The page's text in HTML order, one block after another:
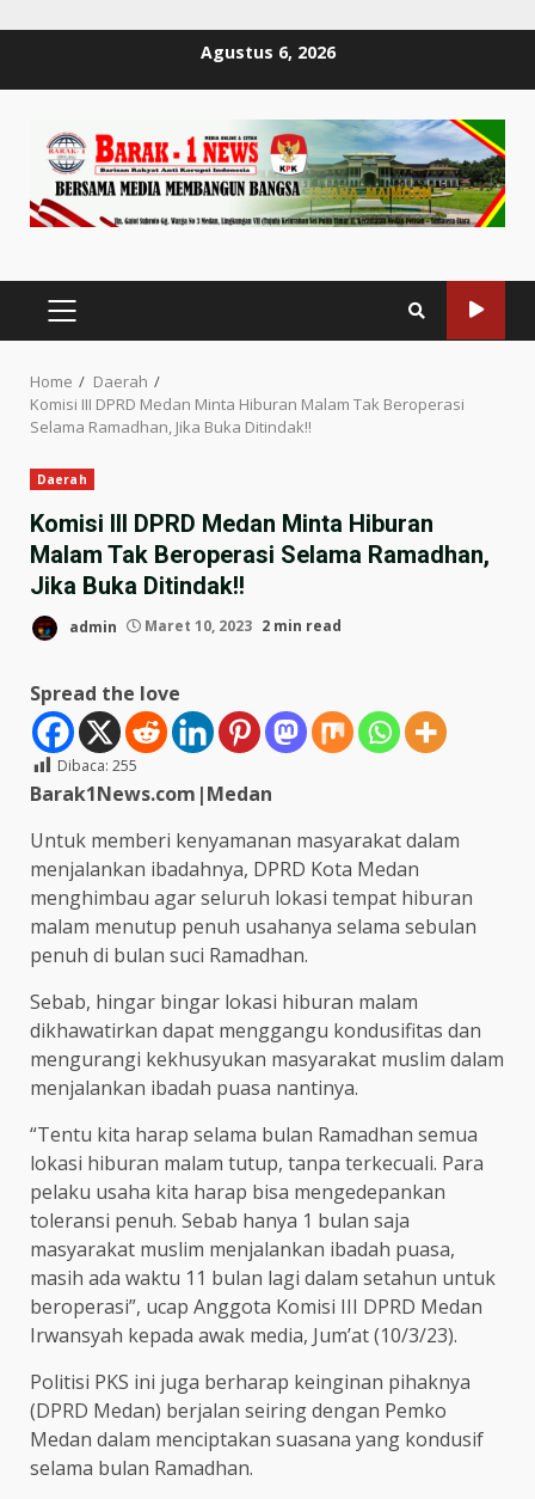
Agustus 6, 2026
PRIMARY
MENU
Home
Daerah
Komisi III DPRD Medan Minta Hiburan Malam Tak Beroperasi
Selama Ramadhan, Jika Buka Ditindak!!
Daerah
Komisi III DPRD Medan Minta Hiburan
Malam Tak Beroperasi Selama Ramadhan,
Jika Buka Ditindak!!
admin Maret 10, 2023 2 min read
Spread the love
Dibaca: 255
Barak1News.com|Medan
Untuk memberi kenyamanan masyarakat dalam
menjalankan ibadahnya, DPRD Kota Medan
menghimbau agar seluruh lokasi tempat hiburan
malam menutup penuh usahanya selama sebulan
penuh di bulan suci Ramadhan.
Sebab, hingar bingar lokasi hiburan malam
dikhawatirkan dapat menggangu kondusifitas dan
mengurangi kekhusyukan masyarakat muslim dalam
menjalankan ibadah puasa nantinya.
“Tentu kita harap selama bulan Ramadhan semua
lokasi hiburan malam tutup, tanpa terkecuali. Para
pelaku usaha kita harap bisa mengedepankan
toleransi penuh. Sebab hanya 1 bulan saja
masyarakat muslim menjalankan ibadah puasa,
masih ada waktu 11 bulan lagi dalam setahun untuk
beroperasi”, ucap Anggota Komisi III DPRD Medan
Irwansyah kepada awak media, Jum’at (10/3/23).
Politisi PKS ini juga berharap keinginan pihaknya
(DPRD Medan) berjalan seiring dengan Pemko
Medan dalam menciptakan suasana yang kondusif
selama bulan Ramadhan.